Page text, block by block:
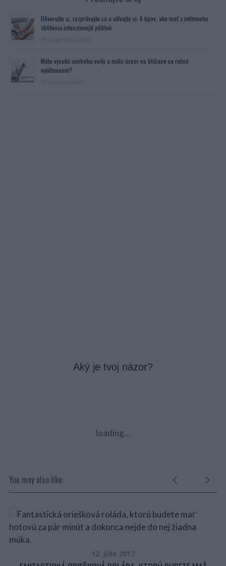
Dôverujte si, rozprávajte sa a užívajte si: 6 tipov, ako mať z intímneho
zblíženia intenzívnejší pôžitok
Máte vysokú spotrebu vody a málo úspor na blížiace sa ročné
vyúčtovanie?
Aký je tvoj názor?
loading...
You may also like
12. júla 2017